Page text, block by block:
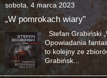
sobota, 4 marca 2023
„W pomrokach wiary”
Stefan Grabiński
Opowiadania
to kolejny ze
Grabińsk...